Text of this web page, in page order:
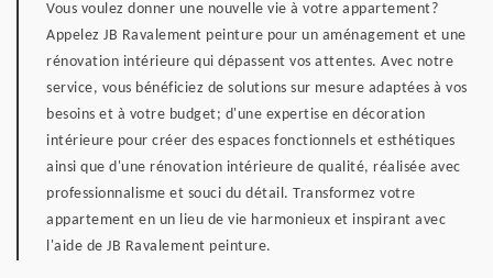
Vous voulez donner une nouvelle vie à votre appartement?
Appelez JB Ravalement peinture pour un aménagement et une
rénovation intérieure qui dépassent vos attentes. Avec notre
service, vous bénéficiez de solutions sur mesure adaptées à vos
besoins et à votre budget; d'une expertise en décoration
intérieure pour créer des espaces fonctionnels et esthétiques
ainsi que d'une rénovation intérieure de qualité, réalisée avec
professionnalisme et souci du détail. Transformez votre
appartement en un lieu de vie harmonieux et inspirant avec
l'aide de JB Ravalement peinture.